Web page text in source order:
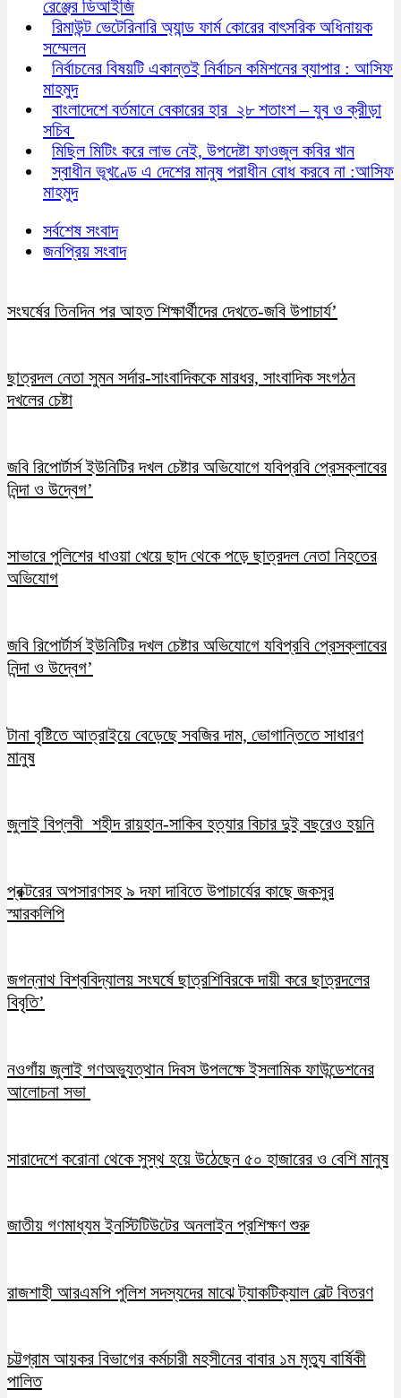
রেঞ্জের ডিআইজি
রিমাউন্ট ভেটেরিনারি অ্যান্ড ফার্ম কোরের বাৎসরিক অধিনায়ক
সম্মেলন
নির্বাচনের বিষয়টি একান্তই নির্বাচন কমিশনের ব্যাপার : আসিফ
মাহমুদ
বাংলাদেশে বর্তমানে বেকারের হার ২৮ শতাংশ – যুব ও ক্রীড়া
সচিব
মিছিল মিটিং করে লাভ নেই, উপদেষ্টা ফাওজুল কবির খান
স্বাধীন ভূখণ্ডে এ দেশের মানুষ পরাধীন বোধ করবে না :আসিফ
মাহমুদ
সর্বশেষ সংবাদ
জনপ্রিয় সংবাদ
সংঘর্ষের তিনদিন পর আহত শিক্ষার্থীদের দেখতে-জবি উপাচার্য’
ছাত্রদল নেতা সুমন সর্দার-সাংবাদিককে মারধর, সাংবাদিক সংগঠন
দখলের চেষ্টা
জবি রিপোর্টার্স ইউনিটির দখল চেষ্টার অভিযোগে যবিপ্রবি প্রেসক্লাবের
নিন্দা ও উদ্বেগ’
সাভারে পুলিশের ধাওয়া খেয়ে ছাদ থেকে পড়ে ছাত্রদল নেতা নিহতের
অভিযোগ
জবি রিপোর্টার্স ইউনিটির দখল চেষ্টার অভিযোগে যবিপ্রবি প্রেসক্লাবের
নিন্দা ও উদ্বেগ’
টানা বৃষ্টিতে আত্রাইয়ে বেড়েছে সবজির দাম, ভোগান্তিতে সাধারণ
মানুষ
জুলাই বিপ্লবী শহীদ রায়হান-সাকিব হত্যার বিচার দুই বছরেও হয়নি
প্রক্টরের অপসারণসহ ৯ দফা দাবিতে উপাচার্যের কাছে জকসুর
স্মারকলিপি
জগন্নাথ বিশ্ববিদ্যালয় সংঘর্ষে ছাত্রশিবিরকে দায়ী করে ছাত্রদলের
বিবৃতি’
নওগাঁয় জুলাই গণঅভ্যুত্থান দিবস উপলক্ষে ইসলামিক ফাউন্ডেশনের
আলোচনা সভা
সারাদেশে করোনা থেকে সুস্থ হয়ে উঠেছেন ৫০ হাজারের ও বেশি মানুষ
জাতীয় গণমাধ্যম ইনস্টিটিউটের অনলাইন প্রশিক্ষণ শুরু
রাজশাহী আরএমপি পুলিশ সদস্যদের মাঝে ট্যাকটিক্যাল বেল্ট বিতরণ
চট্টগ্রাম আয়কর বিভাগের কর্মচারী মহসীনের বাবার ১ম মৃত্যু বার্ষিকী
পালিত